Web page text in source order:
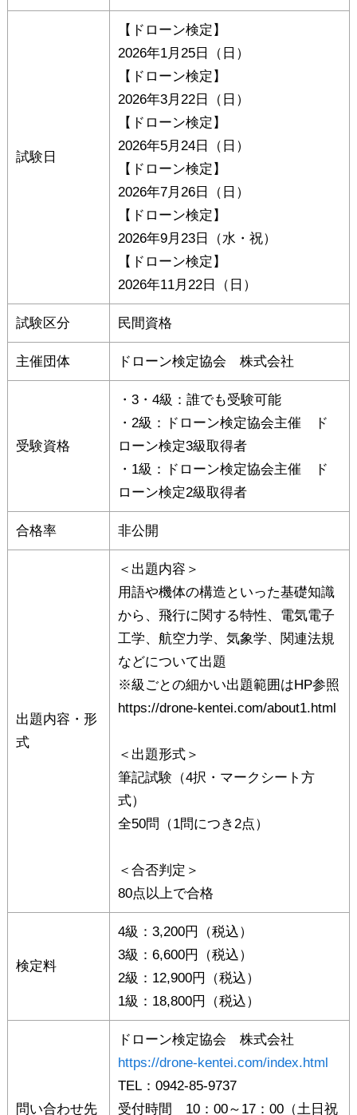
試験日
【ドローン検定】
2026年1月25日（日）
【ドローン検定】
2026年3月22日（日）
【ドローン検定】
2026年5月24日（日）
【ドローン検定】
2026年7月26日（日）
【ドローン検定】
2026年9月23日（水・祝）
【ドローン検定】
2026年11月22日（日）
試験区分 民間資格
主催団体 ドローン検定協会 株式会社
受験資格
・3・4級：誰でも受験可能
・2級：ドローン検定協会主催 ド
ローン検定3級取得者
・1級：ドローン検定協会主催 ド
ローン検定2級取得者
合格率 非公開
出題内容・形
式
＜出題内容＞
用語や機体の構造といった基礎知識
から、飛行に関する特性、電気電子
工学、航空力学、気象学、関連法規
などについて出題
※級ごとの細かい出題範囲はHP参照
https://drone-kentei.com/about1.html
＜出題形式＞
筆記試験（4択・マークシート方
式）
全50問（1問につき2点）
＜合否判定＞
80点以上で合格
検定料
4級：3,200円（税込）
3級：6,600円（税込）
2級：12,900円（税込）
1級：18,800円（税込）
問い合わせ先
ドローン検定協会 株式会社
https://drone-kentei.com/index.html
TEL：0942-85-9737
受付時間 10：00～17：00（土日祝